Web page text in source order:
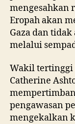
mengesahkan
Eropah akan
Gaza dan
melalui
Wakil tertinggi
Catherine
pengawasan
mengekalkan